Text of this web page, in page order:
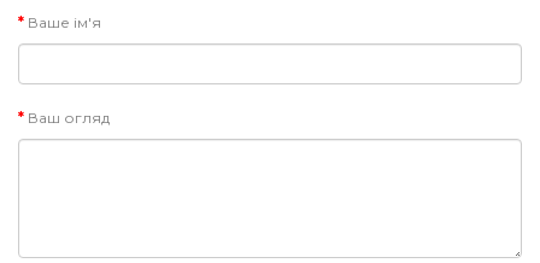
Ваше ім'я
Ваш огляд